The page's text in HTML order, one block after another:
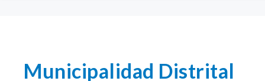
Municipalidad Distrital